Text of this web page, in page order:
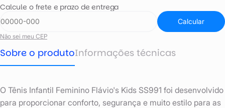
Calcule o frete e prazo de entrega
Calcular
Não sei meu CEP
Sobre o produtoInformações técnicas
O Tênis Infantil Feminino Flávio's Kids SS991 foi desenvolvido
para proporcionar conforto, segurança e muito estilo para as